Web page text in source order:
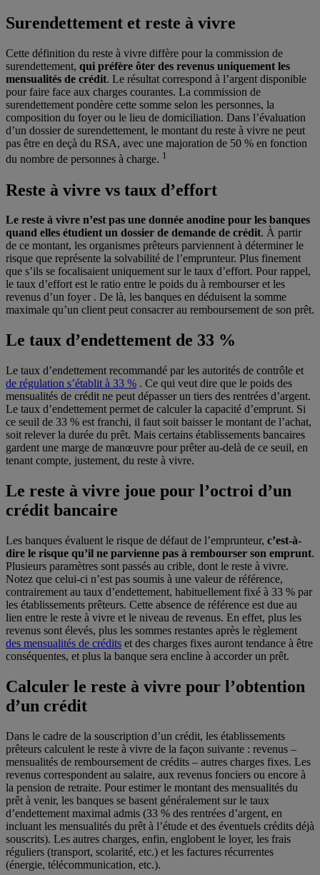
Surendettement et reste à vivre
Cette définition du reste à vivre diffère pour la commission de
surendettement, qui préfère ôter des revenus uniquement les
mensualités de crédit. Le résultat correspond à l’argent disponible
pour faire face aux charges courantes. La commission de
surendettement pondère cette somme selon les personnes, la
composition du foyer ou le lieu de domiciliation. Dans l’évaluation
d’un dossier de surendettement, le montant du reste à vivre ne peut
pas être en deçà du RSA, avec une majoration de 50 % en fonction
du nombre de personnes à charge. 1
Reste à vivre vs taux d’effort
Le reste à vivre n’est pas une donnée anodine pour les banques
quand elles étudient un dossier de demande de crédit. À partir
de ce montant, les organismes prêteurs parviennent à déterminer le
risque que représente la solvabilité de l’emprunteur. Plus finement
que s’ils se focalisaient uniquement sur le taux d’effort. Pour rappel,
le taux d’effort est le ratio entre le poids du à rembourser et les
revenus d’un foyer . De là, les banques en déduisent la somme
maximale qu’un client peut consacrer au remboursement de son prêt.
Le taux d’endettement de 33 %
Le taux d’endettement recommandé par les autorités de contrôle et
de régulation s’établit à 33 % . Ce qui veut dire que le poids des
mensualités de crédit ne peut dépasser un tiers des rentrées d’argent.
Le taux d’endettement permet de calculer la capacité d’emprunt. Si
ce seuil de 33 % est franchi, il faut soit baisser le montant de l’achat,
soit relever la durée du prêt. Mais certains établissements bancaires
gardent une marge de manœuvre pour prêter au-delà de ce seuil, en
tenant compte, justement, du reste à vivre.
Le reste à vivre joue pour l’octroi d’un
crédit bancaire
Les banques évaluent le risque de défaut de l’emprunteur, c’est-à-
dire le risque qu’il ne parvienne pas à rembourser son emprunt.
Plusieurs paramètres sont passés au crible, dont le reste à vivre.
Notez que celui-ci n’est pas soumis à une valeur de référence,
contrairement au taux d’endettement, habituellement fixé à 33 % par
les établissements prêteurs. Cette absence de référence est due au
lien entre le reste à vivre et le niveau de revenus. En effet, plus les
revenus sont élevés, plus les sommes restantes après le règlement
des mensualités de crédits et des charges fixes auront tendance à être
conséquentes, et plus la banque sera encline à accorder un prêt.
Calculer le reste à vivre pour l’obtention
d’un crédit
Dans le cadre de la souscription d’un crédit, les établissements
prêteurs calculent le reste à vivre de la façon suivante : revenus –
mensualités de remboursement de crédits – autres charges fixes. Les
revenus correspondent au salaire, aux revenus fonciers ou encore à
la pension de retraite. Pour estimer le montant des mensualités du
prêt à venir, les banques se basent généralement sur le taux
d’endettement maximal admis (33 % des rentrées d’argent, en
incluant les mensualités du prêt à l’étude et des éventuels crédits déjà
souscrits). Les autres charges, enfin, englobent le loyer, les frais
réguliers (transport, scolarité, etc.) et les factures récurrentes
(énergie, télécommunication, etc.).